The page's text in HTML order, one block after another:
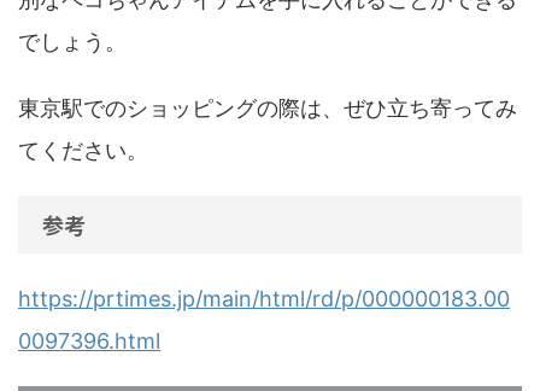
でしょう。
東京駅でのショッピングの際は、ぜひ立ち寄ってみ
てください。
参考
https://prtimes.jp/main/html/rd/p/000000183.00
0097396.html